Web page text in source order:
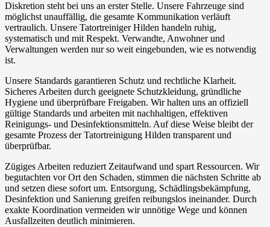
Diskretion steht bei uns an erster Stelle. Unsere Fahrzeuge sind
möglichst unauffällig, die gesamte Kommunikation verläuft
vertraulich. Unsere Tatortreiniger Hilden handeln ruhig,
systematisch und mit Respekt. Verwandte, Anwohner und
Verwaltungen werden nur so weit eingebunden, wie es notwendig
ist.
Unsere Standards garantieren Schutz und rechtliche Klarheit.
Sicheres Arbeiten durch geeignete Schutzkleidung, gründliche
Hygiene und überprüfbare Freigaben. Wir halten uns an offiziell
gültige Standards und arbeiten mit nachhaltigen, effektiven
Reinigungs- und Desinfektionsmitteln. Auf diese Weise bleibt der
gesamte Prozess der Tatortreinigung Hilden transparent und
überprüfbar.
Zügiges Arbeiten reduziert Zeitaufwand und spart Ressourcen. Wir
begutachten vor Ort den Schaden, stimmen die nächsten Schritte ab
und setzen diese sofort um. Entsorgung, Schädlingsbekämpfung,
Desinfektion und Sanierung greifen reibungslos ineinander. Durch
exakte Koordination vermeiden wir unnötige Wege und können
Ausfallzeiten deutlich minimieren.